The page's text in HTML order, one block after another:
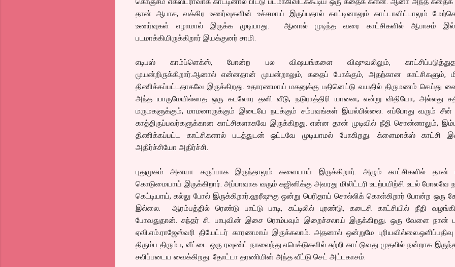
தான் ஆபாச, வக்கிர உணர்வுகளின் உச்சமாய் இருப்பதால் காட்டினாலும் காட்டாவிட்டாலும்
உணர்வுகள் எழாமால் இருக்க முடியாது. ஆனால் முடிந்த வரை காட்சிகளில் ஆபாசம்
படமாக்கியிருக்கிறார் இயக்குனர் சாமி.
எடிபஸ் காம்ப்ளெக்ஸ், போன்ற பல விஷயங்களை விஷுவலிலும்,
முயன்றிருக்கிறார்.ஆனால் என்னதான் முயன்றாலும், கதைப் போக்கும், அதற்கான காட்சிகளும்,
திணிக்கப்பட்டதாகவே இருக்கிறது. உதாரணமாய் மகனுக்கு பதினெட்டு வயதில் திருமணம் செய்து
அந்த யாருமேயில்லாத ஒரு கடலோர தனி வீடு, நடுராத்திரி யானை, என்று விதியோ, அல்லது
மருமகளுக்கும், மாமனாருக்கும் இடையே நடக்கும் சம்பவங்கள் இயல்பில்லை. எப்போது வரும் சீன்
காத்திருப்பவர்களுக்கான காட்சிகளாகவே இருக்கிறது. என்ன தான் முடிவில் நீதி சொன்னாலும்,
திணிக்கப்பட்ட காட்சிகளால் படத்துடன் ஒட்டவே முடியாமல் போகிறது. க்ளைமாக்ஸ் காட்சி
அதிர்ச்சியோ அதிர்ச்சி.
புதுமுகம் அனயா கருப்பாக இருந்தாலும் களையாய் இருக்கிறார். அழும் காட்சிகளில் தான்
கொடுமையாய் இருக்கிறார். அப்பாவாக வரும் கஜினிக்கு அவரது மிலிட்டரி உடற்பயிற்சி உடல் போலவே
கெட்டியாய், கல்லு போல் இருக்கிறார்.ஹரீஷுகு ஒன்று பெரிதாய் சொல்லிக் கொள்கிறார் போன்ற ஒரு
இல்லை. ஆரம்பத்தில் ரெண்டு பாட்டு பாடி, கட்டிலில் புரண்டு, கடைசி காட்சியில் நீதி
போவதுதான். சுந்தர் சி. பாபுவின் இசை ரொம்பவும் இறைச்சலாய் இருக்கிறது. ஒரு வேளை நான்
ஏவி.எம்.ராஜேஸ்வரி தியேட்டர் காரணமாய் இருக்கலாம். அதனால் ஒன்றுமே
திரும்ப திரும்ப, வீட்டை ஒரு ரவுண்ட் நாலைந்து எபெக்டுகளில் சுற்றி காட்டுவது முதலில் நன்றாக
சலிப்படைய வைக்கிறது. தோட்டா தரணியின் அந்த வீட்டு செட் அட்டகாசம்.